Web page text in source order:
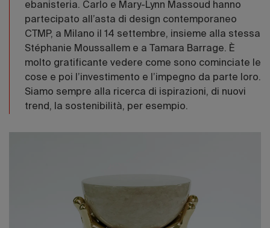
ebanisteria. Carlo e Mary-Lynn Massoud hanno
partecipato all’asta di design contemporaneo
CTMP, a Milano il 14 settembre, insieme alla stessa
Stéphanie Moussallem e a Tamara Barrage. È
molto gratificante vedere come sono cominciate le
cose e poi l’investimento e l’impegno da parte loro.
Siamo sempre alla ricerca di ispirazioni, di nuovi
trend, la sostenibilità, per esempio.